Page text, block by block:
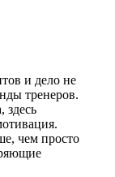
и дело не
тренеров.
здесь
чем просто